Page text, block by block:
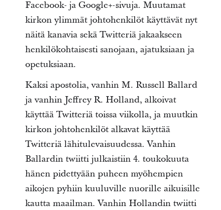
Facebook- ja Google+-sivuja. Muutamat
kirkon ylimmät johtohenkilöt käyttävät nyt
näitä kanavia sekä Twitteriä jakaakseen
henkilökohtaisesti sanojaan, ajatuksiaan ja
opetuksiaan.
Kaksi apostolia, vanhin M. Russell Ballard
ja vanhin Jeffrey R. Holland, alkoivat
käyttää Twitteriä toissa viikolla, ja muutkin
kirkon johtohenkilöt alkavat käyttää
Twitteriä lähitulevaisuudessa. Vanhin
Ballardin twiitti julkaistiin 4. toukokuuta
hänen pidettyään puheen myöhempien
aikojen pyhiin kuuluville nuorille aikuisille
kautta maailman. Vanhin Hollandin twiitti